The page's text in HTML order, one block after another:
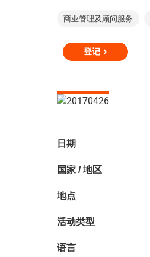
商业管理及顾问服务
登记
日期
国家 / 地区
地点
活动类型
语言